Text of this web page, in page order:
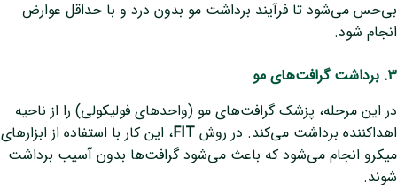
بی‌حس می‌شود تا فرآیند برداشت مو بدون درد و با حداقل عوارض
انجام شود.
3. برداشت گرافت‌های مو
در این مرحله، پزشک گرافت‌های مو (واحدهای فولیکولی) را از ناحیه
اهداکننده برداشت می‌کند. در روش FIT، این کار با استفاده از ابزارهای
میکرو انجام می‌شود که باعث می‌شود گرافت‌ها بدون آسیب برداشت
شوند.